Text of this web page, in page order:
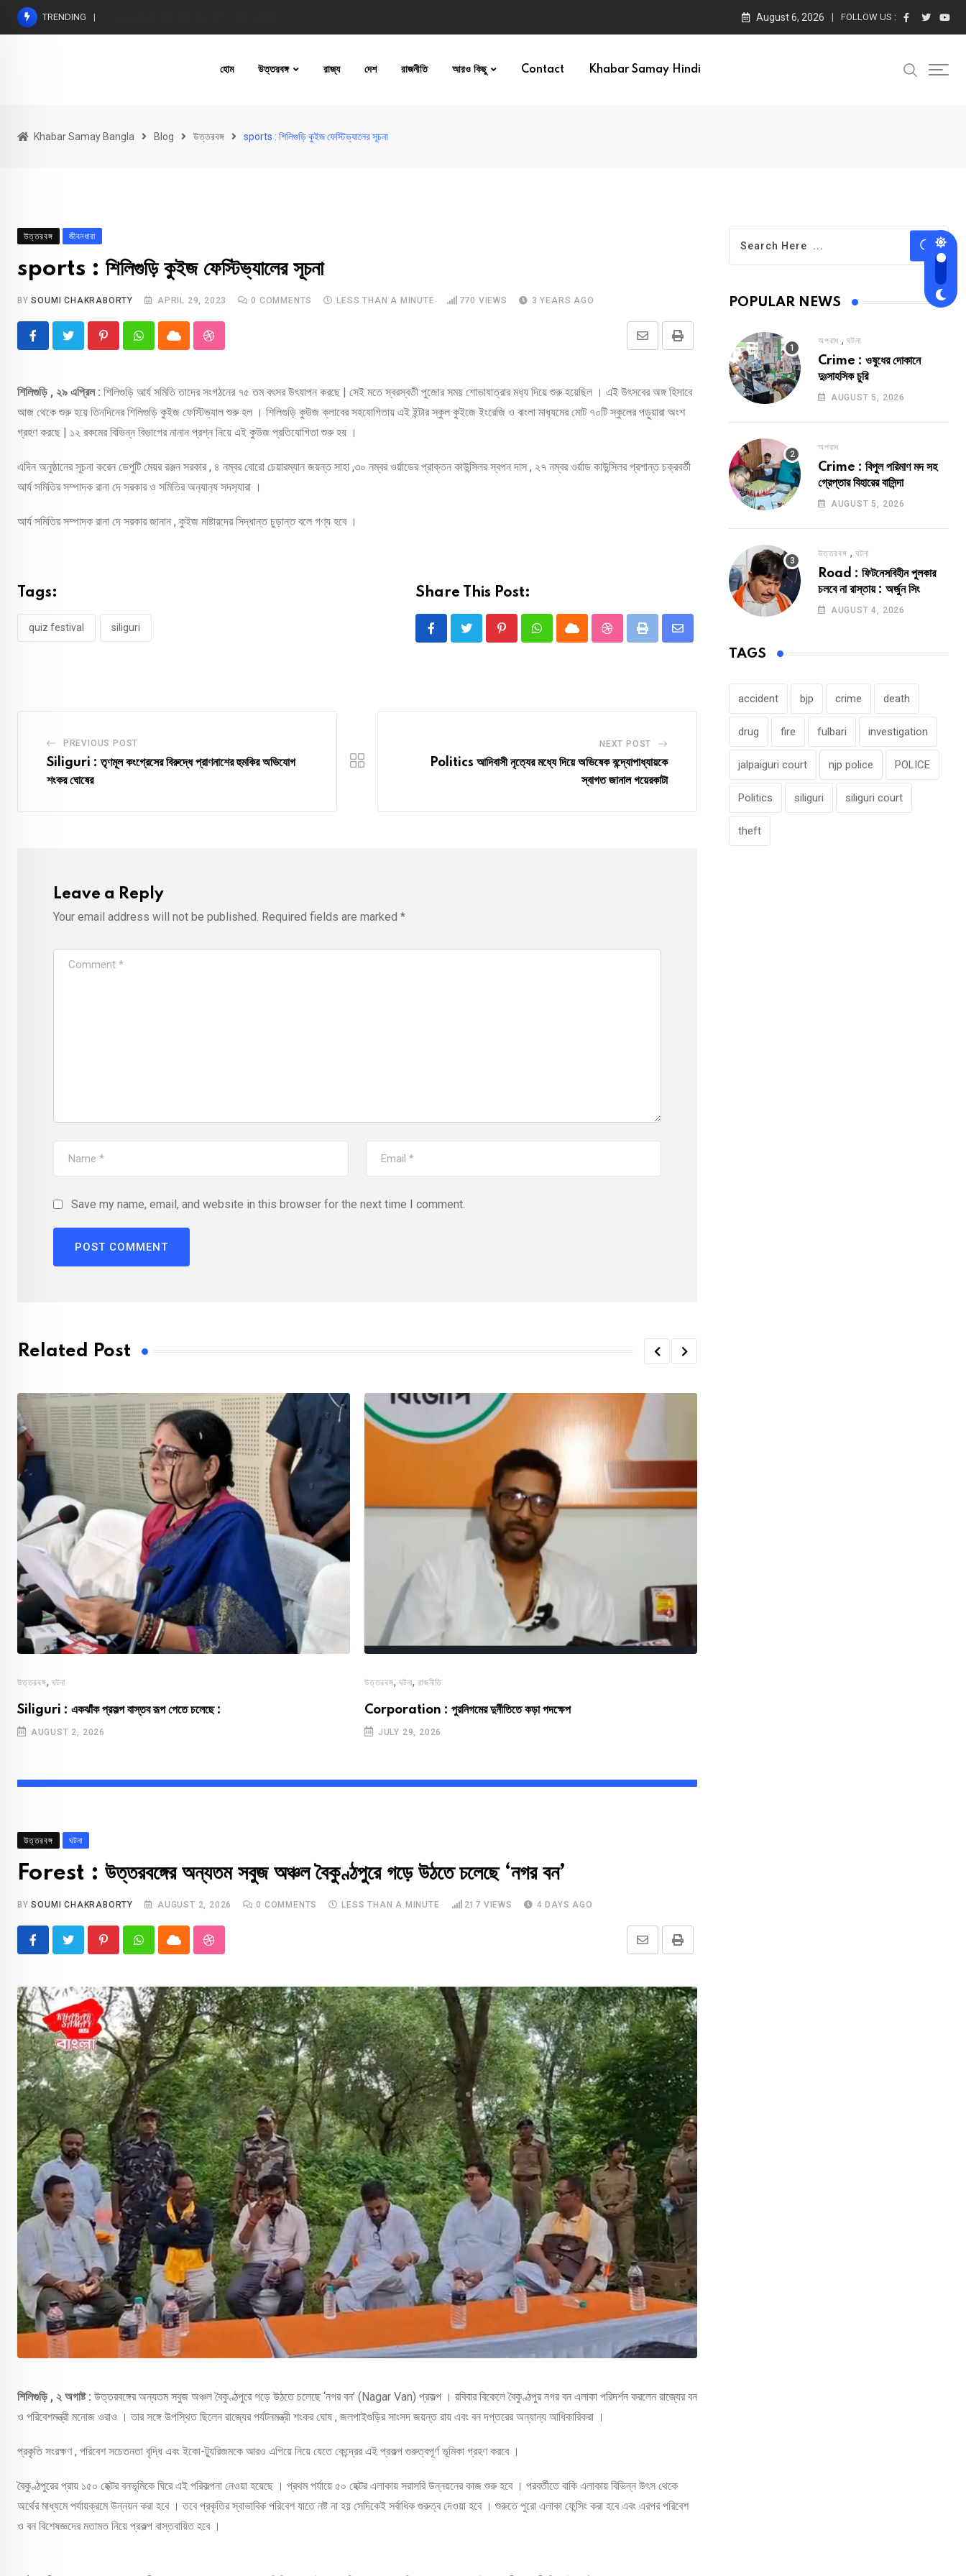
Skip
TRENDING August 6, 2026 FOLLOW US :
হোম উত্তরবঙ্গ রাজ্য দেশ রাজনীতি আরও কিছু Contact Khabar Samay Hindi
Khabar Samay Bangla Blog উত্তরবঙ্গ sports : শিলিগুড়ি কুইজ ফেস্টিভ্যালের সূচনা
উত্তরবঙ্গ জীবনধারা
sports : শিলিগুড়ি কুইজ ফেস্টিভ্যালের সূচনা
BYSOUMI CHAKRABORTY APRIL 29, 2023 0 COMMENTS LESS THAN A MINUTE 770 VIEWS 3 YEARS AGO
PinterestWhatsappCloud StumbleUpon Print
Share
শিলিগুড়ি , ২৯ এপ্রিল : শিলিগুড়ি আর্য সমিতি তাদের সংগঠনের ৭৫ তম বৎসর উৎযাপন করছে | সেই মতে স্বরস্বতী পুজোর সময় শোভাযাত্রার মধ‍্য দিয়ে শুরু হয়েছিল । এই উৎসবের অঙ্গ হিসাবে
আজ থেকে শুরু হয়ে তিনদিনের শিলিগুড়ি কুইজ ফেস্টিভ্যাল শুরু হল । শিলিগুড়ি কুউজ ক্লাবের সহযোগিতায় এই ইন্টার স্কুল কুইজে ইংরেজি ও বাংলা মাধ‍্যমের মোট ৭০টি স্কুলের পড়ুয়ারা অংশ
গ্রহণ করছে | ১২ রকমের বিভিন্ন বিভাগের নানান প্রশ্ন নিয়ে এই কুউজ প্রতিযোগিতা শুরু হয় ।
এদিন অনুষ্ঠানের সূচনা করেন ডেপুটি মেয়র রঞ্জন সরকার , ৪ নম্বর বোরো চেয়ারম্যান জয়ন্ত সাহা ,৩০ নম্বর ওর্য়াডের প্রাক্তন কাউন্সিলর স্বপন দাস , ২৭ নম্বর ওর্য়াড কাউন্সিলর প্রশান্ত চক্রবর্তী
আর্য সমিতির সম্পাদক রানা দে সরকার ও সমিতির অন‍্যান‍্য সদস‍্যারা ।
আর্য সমিতির সম্পাদক রানা দে সরকার জানান , কুইজ মাষ্টারদের সিদ্ধান্ত চুড়ান্ত বলে গণ্য হবে ।
Tags:
quiz festival siliguri
Share This Post:
PinterestWhatsappCloud StumbleUpon
Print
Share
PREVIOUS POST
Siliguri : তৃণমূল কংগ্রেসের বিরুদ্ধে প্রাণনাশের হুমকির অভিযোগ
শংকর ঘোষের
NEXT POST
Politics আদিবাসী নৃত্যের মধ্যে দিয়ে অভিষেক বন্দ্যোপাধ্যায়কে
স্বাগত জানাল গয়েরকাটা
Leave a Reply
Your email address will not be published. Required fields are marked *
Save my name, email, and website in this browser for the next time I comment.
Related Post
উত্তরবঙ্গ, ঘটনা
Siliguri : একঝাঁক প্রকল্প বাস্তব রূপ পেতে চলেছে :
AUGUST 2, 2026
উত্তরবঙ্গ, ঘটনা,রাজনীতি
Corporation : পুরনিগমের দুর্নীতিতে কড়া পদক্ষেপ
JULY 29, 2026
উত্তরবঙ্গ ঘটনা
Forest : উত্তরবঙ্গের অন্যতম সবুজ অঞ্চল বৈকুণ্ঠপুরে গড়ে উঠতে চলেছে ‘নগর বন’
BYSOUMI CHAKRABORTY AUGUST 2, 2026 0 COMMENTS LESS THAN A MINUTE 217 VIEWS 4 DAYS AGO
PinterestWhatsappCloud StumbleUpon Print
Share
Email
শিলিগুড়ি , ২ অগাষ্ট : উত্তরবঙ্গের অন্যতম সবুজ অঞ্চল বৈকুণ্ঠপুরে গড়ে উঠতে চলেছে ‘নগর বন’ (Nagar Van) প্রকল্প । রবিবার বিকেলে বৈকুণ্ঠপুর নগর বন এলাকা পরিদর্শন করলেন রাজ্যের বন
ও পরিবেশমন্ত্রী মনোজ ওরাও । তার সঙ্গে উপস্থিত ছিলেন রাজ্যের পর্যটনমন্ত্রী শংকর ঘোষ , জলপাইগুড়ির সাংসদ জয়ন্ত রায় এবং বন দপ্তরের অন্যান্য আধিকারিকরা ।
প্রকৃতি সংরক্ষণ , পরিবেশ সচেতনতা বৃদ্ধি এবং ইকো-ট্যুরিজমকে আরও এগিয়ে নিয়ে যেতে কেন্দ্রের এই প্রকল্প গুরুত্বপূর্ণ ভূমিকা গ্রহণ করবে ।
বৈকুণ্ঠপুরের প্রায় ১৫০ হেক্টর বনভূমিকে ঘিরে এই পরিকল্পনা নেওয়া হয়েছে । প্রথম পর্যায়ে ৫০ হেক্টর এলাকায় সরাসরি উন্নয়নের কাজ শুরু হবে । পরবর্তীতে বাকি এলাকায় বিভিন্ন উৎস থেকে
অর্থের মাধ্যমে পর্যায়ক্রমে উন্নয়ন করা হবে । তবে প্রকৃতির স্বাভাবিক পরিবেশ যাতে নষ্ট না হয় সেদিকেই সর্বাধিক গুরুত্ব দেওয়া হবে । শুরুতে পুরো এলাকা ফেন্সিং করা হবে এবং এরপর পরিবেশ
ও বন বিশেষজ্ঞদের মতামত নিয়ে প্রকল্প বাস্তবায়িত হবে ।
POPULAR NEWS
অপরাধ ,ঘটনা
Crime : ওষুধের দোকানে
দুঃসাহসিক চুরি
AUGUST 5, 2026
অপরাধ
Crime : বিপুল পরিমাণ মদ সহ
গ্রেপ্তার বিহারের বাসিন্দা
AUGUST 5, 2026
উত্তরবঙ্গ , ঘটনা
Road : ফিটনেসবিহীন পুলকার
চলবে না রাস্তায় : অর্জুন সিং
AUGUST 4, 2026
TAGS
accident bjp crime death
drug fire fulbari investigation
jalpaiguri court njp police POLICE
Politics siliguri siliguri court
theft